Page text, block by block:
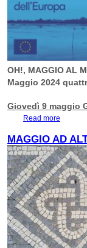
OH!, MAGGIO AL
Maggio 2024
Giovedì 9 maggio
Read more
MAGGIO AD